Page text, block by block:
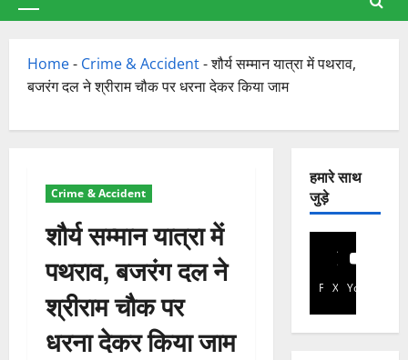
प्राथमिक
Home- Crime & Accident-शौर्य सम्मान यात्रा में पथराव,
बजरंग दल ने श्रीराम चौक पर धरना देकर किया जाम
Crime & Accident
शौर्य सम्मान यात्रा में
पथराव, बजरंग दल ने
श्रीराम चौक पर
धरना देकर किया जाम
हमारे साथ
जुड़े
Facebook
X YouTube